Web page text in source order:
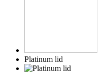
Platinum lid